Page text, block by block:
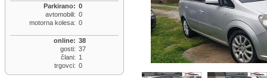
Parkirano: 0
avtomobili: 0
motorna kolesa: 0
online: 38
gosti: 37
člani: 1
trgovci: 0